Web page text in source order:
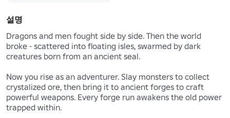
설명
Dragons and men fought side by side. Then the world
broke - scattered into floating isles, swarmed by dark
creatures born from an ancient seal.
Now you rise as an adventurer. Slay monsters to collect
crystalized ore, then bring it to ancient forges to craft
powerful weapons. Every forge run awakens the old power
trapped within.